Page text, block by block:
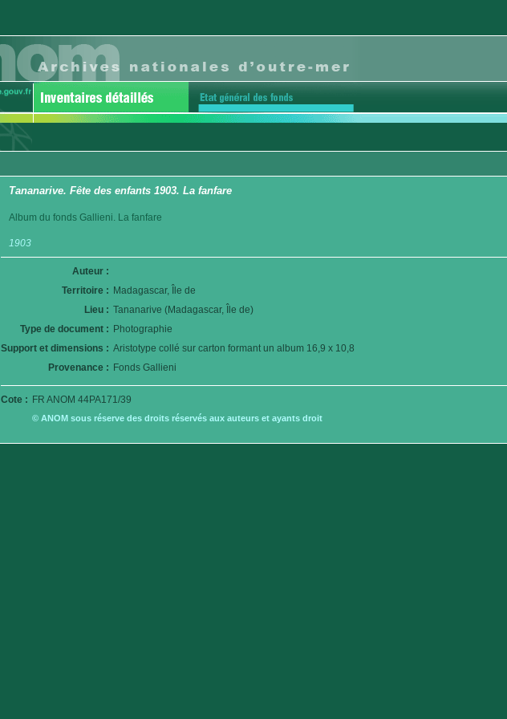
Tananarive. Fête des enfants 1903. La fanfare
Album du fonds Gallieni. La fanfare
1903
Auteur :
Territoire : Madagascar, Île de
Lieu : Tananarive (Madagascar, Île de)
Type de document : Photographie
Support et dimensions : Aristotype collé sur carton formant un album 16,9 x 10,8
Provenance : Fonds Gallieni
Cote : FR ANOM 44PA171/39
© ANOM sous réserve des droits réservés aux auteurs et ayants droit